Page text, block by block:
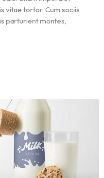
vitae tortor. Cum sociis
parturient montes,